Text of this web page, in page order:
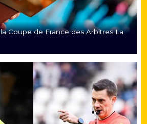
Coupe de France des Arbitres La